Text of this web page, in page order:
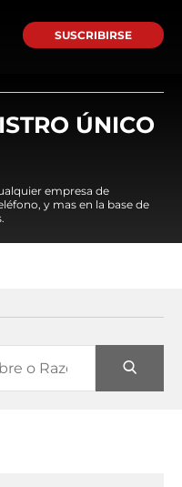
SUSCRIBIRSE
ÚNICO
empresa de
y mas en la base de